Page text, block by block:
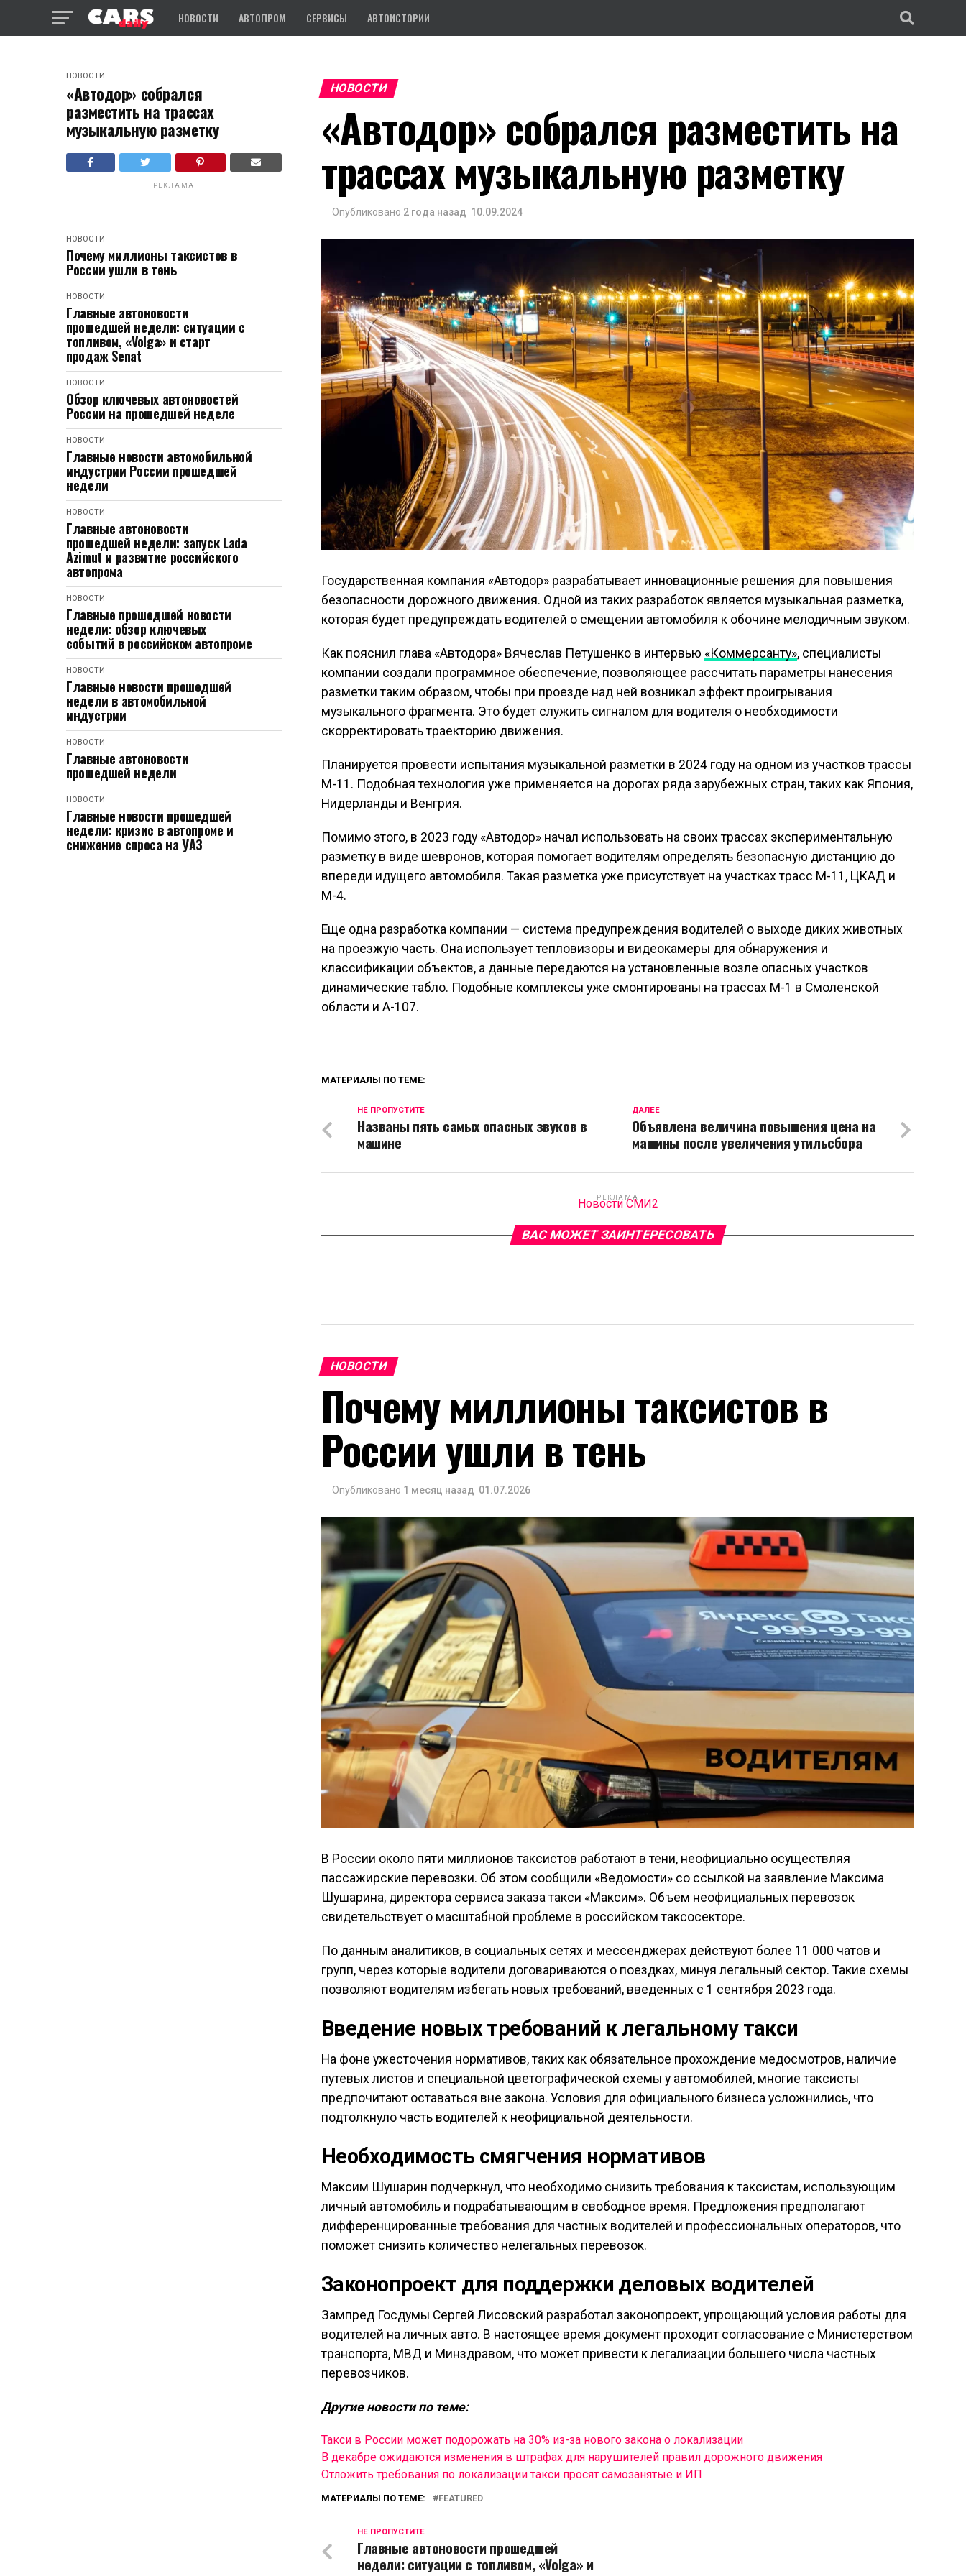
НОВОСТИ АВТОПРОМ СЕРВИСЫ АВТОИСТОРИИ
НОВОСТИ
«Автодор» собрался
разместить на трассах
музыкальную разметку
РЕКЛАМА
НОВОСТИ
Почему миллионы таксистов в
России ушли в тень
НОВОСТИ
Главные автоновости
прошедшей недели: ситуации с
топливом, «Volga» и старт
продаж Senat
НОВОСТИ
Обзор ключевых автоновостей
России на прошедшей неделе
НОВОСТИ
Главные новости автомобильной
индустрии России прошедшей
недели
НОВОСТИ
Главные автоновости
прошедшей недели: запуск Lada
Azimut и развитие российского
автопрома
НОВОСТИ
Главные прошедшей новости
недели: обзор ключевых
событий в российском автопроме
НОВОСТИ
Главные новости прошедшей
недели в автомобильной
индустрии
НОВОСТИ
Главные автоновости
прошедшей недели
НОВОСТИ
Главные новости прошедшей
недели: кризис в автопроме и
снижение спроса на УАЗ
НОВОСТИ
«Автодор» собрался разместить на
трассах музыкальную разметку
Опубликовано 2 года назад 10.09.2024
Государственная компания «Автодор» разрабатывает инновационные решения для повышения
безопасности дорожного движения. Одной из таких разработок является музыкальная разметка,
которая будет предупреждать водителей о смещении автомобиля к обочине мелодичным звуком.
Как пояснил глава «Автодора» Вячеслав Петушенко в интервью «Коммерсанту», специалисты
компании создали программное обеспечение, позволяющее рассчитать параметры нанесения
разметки таким образом, чтобы при проезде над ней возникал эффект проигрывания
музыкального фрагмента. Это будет служить сигналом для водителя о необходимости
скорректировать траекторию движения.
Планируется провести испытания музыкальной разметки в 2024 году на одном из участков трассы
М-11. Подобная технология уже применяется на дорогах ряда зарубежных стран, таких как Япония,
Нидерланды и Венгрия.
Помимо этого, в 2023 году «Автодор» начал использовать на своих трассах экспериментальную
разметку в виде шевронов, которая помогает водителям определять безопасную дистанцию до
впереди идущего автомобиля. Такая разметка уже присутствует на участках трасс М-11, ЦКАД и
М-4.
Еще одна разработка компании — система предупреждения водителей о выходе диких животных
на проезжую часть. Она использует тепловизоры и видеокамеры для обнаружения и
классификации объектов, а данные передаются на установленные возле опасных участков
динамические табло. Подобные комплексы уже смонтированы на трассах М-1 в Смоленской
области и А-107.
МАТЕРИАЛЫ ПО ТЕМЕ:
ДАЛЕЕ
Объявлена величина повышения цена на
машины после увеличения утильсбора
НЕ ПРОПУСТИТЕ
Названы пять самых опасных звуков в
машине
РЕКЛАМА
Новости СМИ2
ВАС МОЖЕТ ЗАИНТЕРЕСОВАТЬ
НОВОСТИ
Почему миллионы таксистов в
России ушли в тень
Опубликовано 1 месяц назад 01.07.2026
В России около пяти миллионов таксистов работают в тени, неофициально осуществляя
пассажирские перевозки. Об этом сообщили «Ведомости» со ссылкой на заявление Максима
Шушарина, директора сервиса заказа такси «Максим». Объем неофициальных перевозок
свидетельствует о масштабной проблеме в российском таксосекторе.
По данным аналитиков, в социальных сетях и мессенджерах действуют более 11 000 чатов и
групп, через которые водители договариваются о поездках, минуя легальный сектор. Такие схемы
позволяют водителям избегать новых требований, введенных с 1 сентября 2023 года.
Введение новых требований к легальному такси
На фоне ужесточения нормативов, таких как обязательное прохождение медосмотров, наличие
путевых листов и специальной цветографической схемы у автомобилей, многие таксисты
предпочитают оставаться вне закона. Условия для официального бизнеса усложнились, что
подтолкнуло часть водителей к неофициальной деятельности.
Необходимость смягчения нормативов
Максим Шушарин подчеркнул, что необходимо снизить требования к таксистам, использующим
личный автомобиль и подрабатывающим в свободное время. Предложения предполагают
дифференцированные требования для частных водителей и профессиональных операторов, что
поможет снизить количество нелегальных перевозок.
Законопроект для поддержки деловых водителей
Зампред Госдумы Сергей Лисовский разработал законопроект, упрощающий условия работы для
водителей на личных авто. В настоящее время документ проходит согласование с Министерством
транспорта, МВД и Минздравом, что может привести к легализации большего числа частных
перевозчиков.
Другие новости по теме:
Такси в России может подорожать на 30% из-за нового закона о локализации
В декабре ожидаются изменения в штрафах для нарушителей правил дорожного движения
Отложить требования по локализации такси просят самозанятые и ИП
МАТЕРИАЛЫ ПО ТЕМЕ: FEATURED
НЕ ПРОПУСТИТЕ
Главные автоновости прошедшей
недели: ситуации с топливом, «Volga» и